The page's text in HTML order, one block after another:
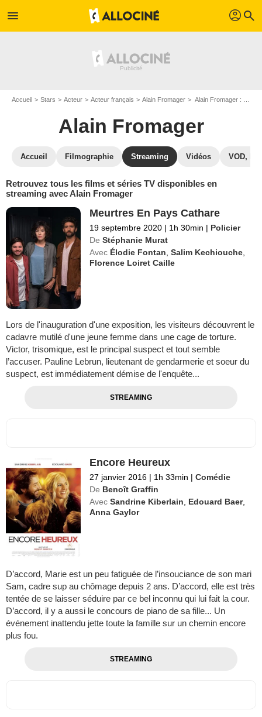
menu profil search
Accueil Stars Acteur Acteur français Alain Fromager Alain Fromager : Films et séries online
Alain Fromager
Accueil Filmographie Streaming Vidéos VOD,
Retrouvez tous les films et séries TV disponibles en
streaming avec Alain Fromager
Meurtres En Pays Cathare
19 septembre 2020 | 1h 30min | Policier
De Stéphanie Murat
Avec Élodie Fontan ,Salim Kechiouche
Florence Loiret Caille
Lors de l'inauguration d'une exposition, les visiteurs découvrent le
cadavre mutilé d'une jeune femme dans une cage de torture.
Victor, trisomique, est le principal suspect et tout semble
l’accuser. Pauline Lebrun, lieutenant de gendarmerie et soeur du
suspect, est immédiatement démise de l'enquête...
STREAMING
Encore Heureux
27 janvier 2016 | 1h 33min | Comédie
De Benoît Graffin
Avec Sandrine Kiberlain Edouard Baer,
Anna Gaylor
D’accord, Marie est un peu fatiguée de l’insouciance de son mari
Sam, cadre sup au chômage depuis 2 ans. D’accord, elle est très
tentée de se laisser séduire par ce bel inconnu qui lui fait la cour.
D’accord, il y a aussi le concours de piano de sa fille... Un
événement inattendu jette toute la famille sur un chemin encore
plus fou.
STREAMING